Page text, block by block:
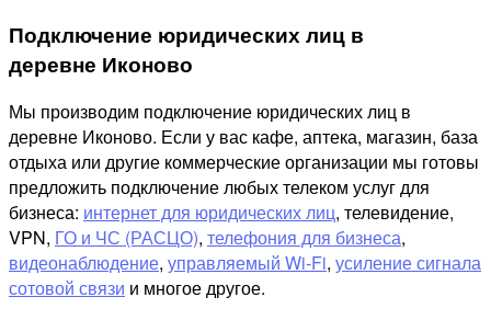
Подключение юридических лиц в
деревне Иконово
Мы производим подключение юридических лиц в
деревне Иконово. Если у вас кафе, аптека, магазин, база
отдыха или другие коммерческие организации мы готовы
предложить подключение любых телеком услуг для
бизнеса: интернет для юридических лиц, телевидение,
VPN, ГО и ЧС (РАСЦО), телефония для бизнеса,
видеонаблюдение, управляемый Wi-Fi, усиление сигнала
сотовой связи и многое другое.